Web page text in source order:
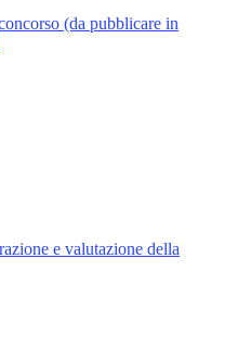
(da pubblicare in
e valutazione della